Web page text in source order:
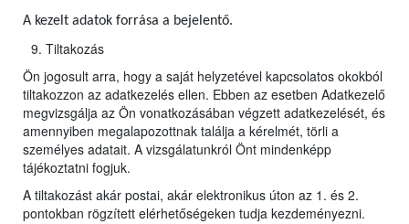
A kezelt adatok forrása a bejelentő.
Tiltakozás
Ön jogosult arra, hogy a saját helyzetével kapcsolatos okokból
tiltakozzon az adatkezelés ellen. Ebben az esetben Adatkezelő
megvizsgálja az Ön vonatkozásában végzett adatkezelését, és
amennyiben megalapozottnak találja a kérelmét, törli a
személyes adatait. A vizsgálatunkról Önt mindenképp
tájékoztatni fogjuk.
A tiltakozást akár postai, akár elektronikus úton az 1. és 2.
pontokban rögzített elérhetőségeken tudja kezdeményezni.